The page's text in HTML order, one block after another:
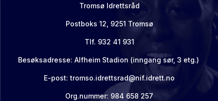
Tromsø Idrettsråd
Postboks 12, 9251 Tromsø
Tlf. 932 41 931
Besøksadresse: Alfheim Stadion (inngang sør, 3 etg.)
E-post: tromso.idrettsrad@nif.idrett.no
Org.nummer: 984 658 257